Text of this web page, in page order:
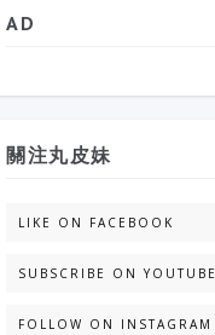
AD
關注丸皮妹
LIKE ON FACEBOOK
SUBSCRIBE ON YOUTUBE
FOLLOW ON INSTAGRAM